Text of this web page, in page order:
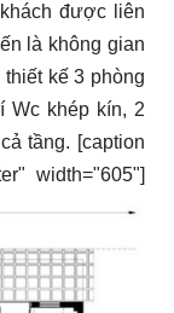
được liên
là không gian
kế 3 phòng
Wc khép kín, 2
tầng. [caption
width="605"]